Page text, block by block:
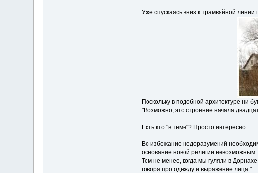
Уже спускаясь вниз к трамвайной
Поскольку в подобной архитектуре ни
"Возможно, это строение начала
Есть кто "в теме"? Просто интересно.
Во избежание недоразумений
основание новой религии
Тем не менее, когда мы гуляли в
говоря про одежду и выражение лица."